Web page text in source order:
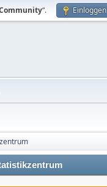
“. Einloggen